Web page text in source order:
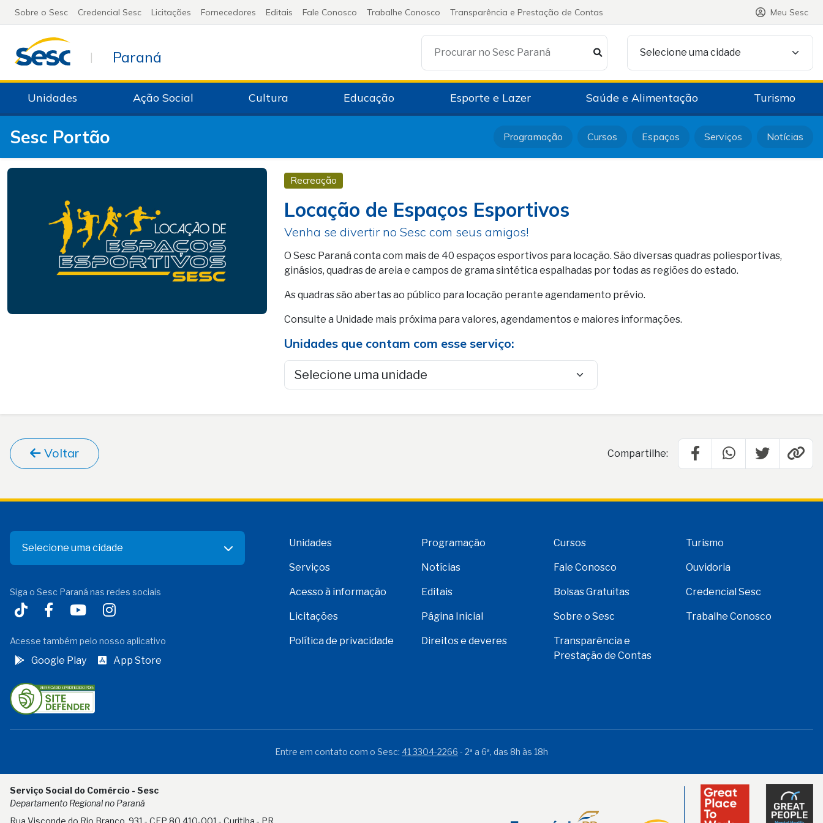
Sobre o Sesc Credencial Sesc Licitações Fornecedores Editais Fale Conosco Trabalhe Conosco Transparência e Prestação de Contas Meu Sesc
Paraná Procurar no Sesc Paraná Selecione uma cidade
Unidades Ação Social Cultura Educação Esporte e Lazer Saúde e Alimentação Turismo
Sesc Portão Programação Cursos Espaços Serviços Notícias
Recreação
Locação de Espaços Esportivos
Venha se divertir no Sesc com seus amigos!
O Sesc Paraná conta com mais de 40 espaços esportivos para locação. São diversas quadras poliesportivas,
ginásios, quadras de areia e campos de grama sintética espalhadas por todas as regiões do estado.
As quadras são abertas ao público para locação perante agendamento prévio.
Consulte a Unidade mais próxima para valores, agendamentos e maiores informações.
Unidades que contam com esse serviço:
Voltar Compartilhe:
Selecione uma cidade
Siga o Sesc Paraná nas redes sociais
Acesse também pelo nosso aplicativo
Google Play App Store
Unidades Programação Cursos Turismo
Serviços Notícias Fale Conosco Ouvidoria
Acesso à informação Editais Bolsas Gratuitas Credencial Sesc
Licitações Página Inicial Sobre o Sesc Trabalhe Conosco
Política de privacidade Direitos e deveres
Transparência e
Prestação de Contas
Entre em contato com o Sesc: 41 3304-2266 - 2ª a 6ª, das 8h às 18h
Serviço Social do Comércio - Sesc
Departamento Regional no Paraná
Rua Visconde do Rio Branco, 931 - CEP 80.410-001 - Curitiba - PR